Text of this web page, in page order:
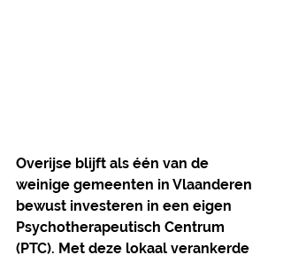
Overijse blijft als één van de
weinige gemeenten in Vlaanderen
bewust investeren in een eigen
Psychotherapeutisch Centrum
(PTC). Met deze lokaal verankerde